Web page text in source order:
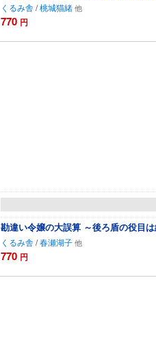
くるみ舎/桃城猫緒
770 円
勘違い令嬢の大誤算 ～後ろ盾の役目
くるみ舎/春瀬湖子
770 円